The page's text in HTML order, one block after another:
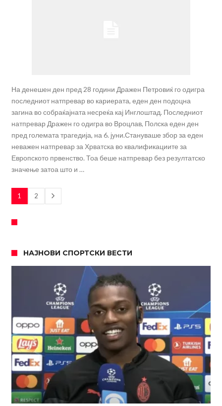
На денешен ден пред 28 години Дражен Петровиќ го одигра
последниот натпревар во кариерата, еден ден подоцна
загина во собраќајната несреќа кај Инглоштад. Последниот
натпревар Дражен го одигра во Вроцлав, Полска еден ден
пред големата трагедија, на 6. јуни.Стануваше збор за еден
неважен натпревар за Хрватска во квалификациите за
Европското првенство. Тоа беше натпревар без резултатско
значење затоа што и …
1 2
НАЈНОВИ СПОРТСКИ ВЕСТИ